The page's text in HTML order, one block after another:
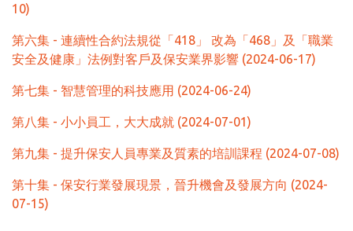
10)
第六集 - 連續性合約法規從「418」 改為「468」及「職業
安全及健康」法例對客戶及保安業界影響 (2024-06-17)
第七集 - 智慧管理的科技應用 (2024-06-24)
第八集 - 小小員工，大大成就 (2024-07-01)
第九集 - 提升保安人員專業及質素的培訓課程 (2024-07-08)
第十集 - 保安行業發展現景，晉升機會及發展方向 (2024-
07-15)